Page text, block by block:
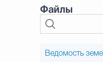
Файлы
Ведомость